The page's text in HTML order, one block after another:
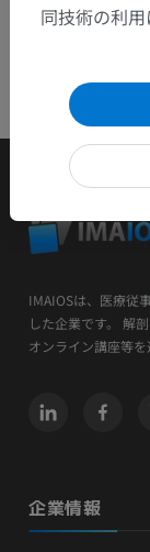
IMAIOSは、医療従
した企業です。 解
オンライン講座等
企業情報
同技術の利用